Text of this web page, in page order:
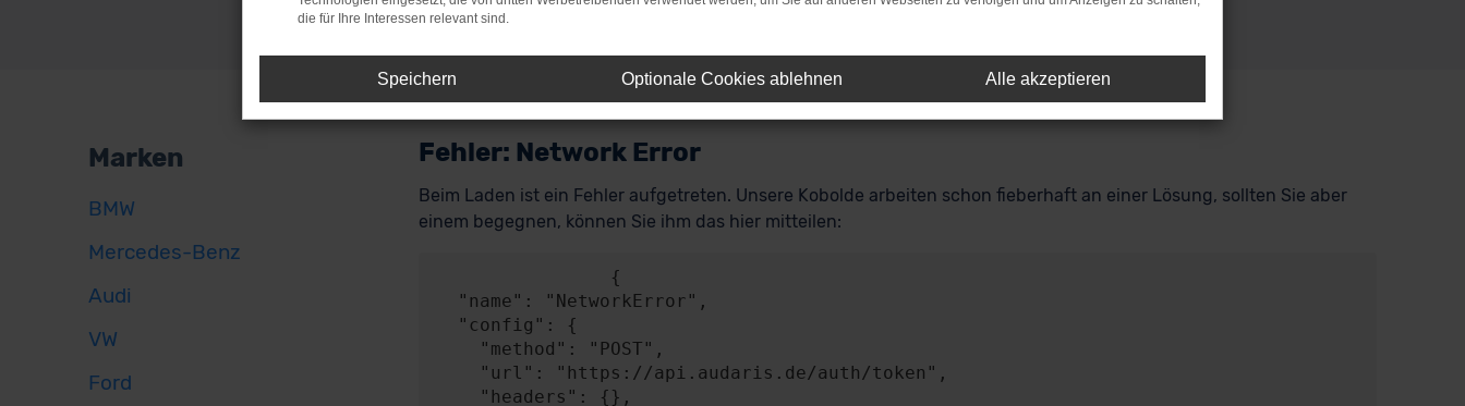
Marken
BMW
Mercedes-Benz
Audi
VW
Ford
Fehler: Network Error
Beim Laden ist ein Fehler aufgetreten. Unsere Kobolde arbeiten schon fieberhaft an einer Lösung, sollten Sie aber
einem begegnen, können Sie ihm das hier mitteilen:
die für Ihre Interessen relevant sind.
Speichern Optionale Cookies ablehnen Alle akzeptieren